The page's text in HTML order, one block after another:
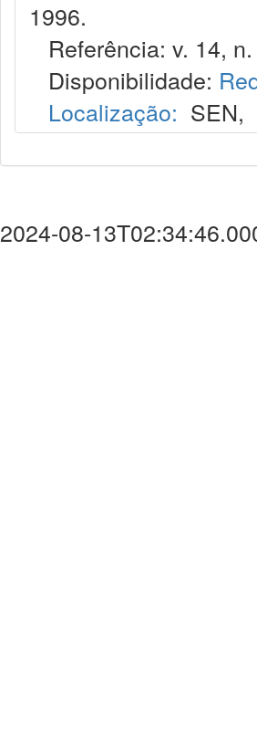
1996.
Referência: v. 14,
Disponibilidade:
Localização: SEN,
2024-08-